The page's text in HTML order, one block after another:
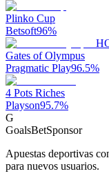
Plinko Cup
Betsoft96%
Gates of Olympus
Pragmatic Play96.5%
4 Pots Riches
Playson95.7%
G
GoalsBetSponsor
Apuestas deportivas
para nuevos usuarios.